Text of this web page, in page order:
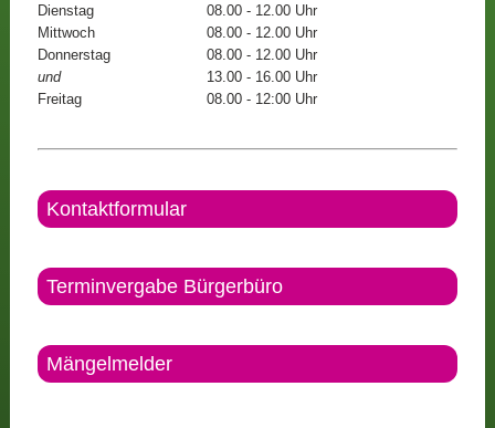
Dienstag
08.00 - 12.00 Uhr
Mittwoch
08.00 - 12.00 Uhr
Donnerstag
08.00 - 12.00 Uhr
und
13.00 - 16.00 Uhr
Freitag
08.00 - 12:00 Uhr
Kontaktformular
Terminvergabe Bürgerbüro
Mängelmelder